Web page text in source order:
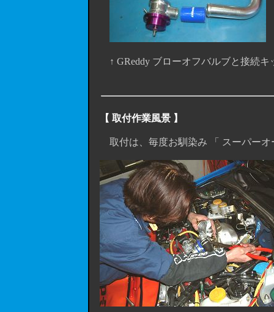
↑ GReddy ブローオフバルブと接続キ
【 取付作業風景 】
取付は、毎度お馴染み 「 スーパーオ